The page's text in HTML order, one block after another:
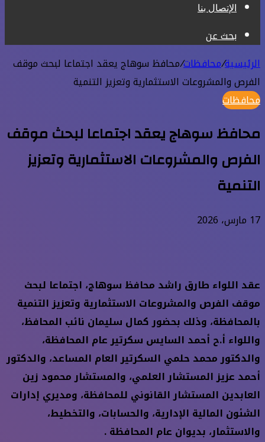
الإتصال بنا
بحث عن
الرئيسية/محافظات/محافظ سوهاج يعقد اجتماعا لبحث موقف
الفرص والمشروعات الاستثمارية وتعزيز التنمية
محافظات
محافظ سوهاج يعقد اجتماعا لبحث موقف
الفرص والمشروعات الاستثمارية وتعزيز
التنمية
17 مارس، 2026
عقد اللواء طارق راشد محافظ سوهاج، اجتماعا لبحث
موقف الفرص والمشروعات الاستثمارية وتعزيز التنمية
بالمحافظة، وذلك بحضور كمال سليمان نائب المحافظ،
واللواء أ.ح أحمد السايس سكرتير عام المحافظة،
والدكتور محمد حلمي السكرتير العام المساعد، والدكتور
أحمد عزيز المستشار العلمي، والمستشار محمود زين
العابدين المستشار القانوني للمحافظة، ومديري إدارات
الشئون المالية الإدارية، والحسابات، والتخطيط،
والاستثمار، بديوان عام المحافظة .